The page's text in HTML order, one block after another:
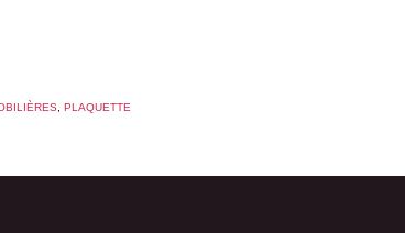
PLAQUETTE